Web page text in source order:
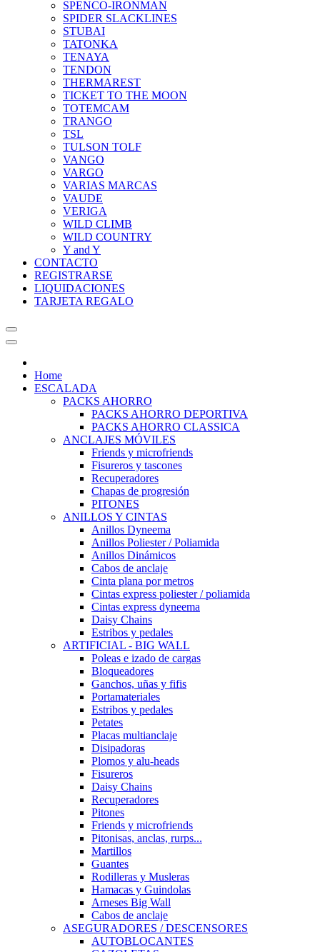
SPENCO-IRONMAN
SPIDER SLACKLINES
STUBAI
TATONKA
TENAYA
TENDON
THERMAREST
TICKET TO THE MOON
TOTEMCAM
TRANGO
TSL
TULSON TOLF
VANGO
VARGO
VARIAS MARCAS
VAUDE
VERIGA
WILD CLIMB
WILD COUNTRY
Y and Y
CONTACTO
REGISTRARSE
LIQUIDACIONES
TARJETA REGALO
Home
ESCALADA
PACKS AHORRO
PACKS AHORRO DEPORTIVA
PACKS AHORRO CLASSICA
ANCLAJES MÓVILES
Friends y microfriends
Fisureros y tascones
Recuperadores
Chapas de progresión
PITONES
ANILLOS Y CINTAS
Anillos Dyneema
Anillos Poliester / Poliamida
Anillos Dinámicos
Cabos de anclaje
Cinta plana por metros
Cintas express poliester / poliamida
Cintas express dyneema
Daisy Chains
Estribos y pedales
ARTIFICIAL - BIG WALL
Poleas e izado de cargas
Bloqueadores
Ganchos, uñas y fifis
Portamateriales
Estribos y pedales
Petates
Placas multianclaje
Disipadoras
Plomos y alu-heads
Fisureros
Daisy Chains
Recuperadores
Pitones
Friends y microfriends
Pitonisas, anclas, rurps...
Martillos
Guantes
Rodilleras y Musleras
Hamacas y Guindolas
Arneses Big Wall
Cabos de anclaje
ASEGURADORES / DESCENSORES
AUTOBLOCANTES